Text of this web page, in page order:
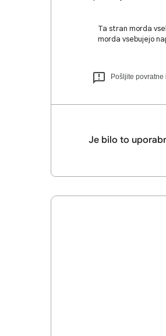
Ta stran morda
morda vsebujejo
Pošljite
Je bilo to